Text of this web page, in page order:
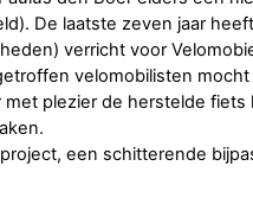
De laatste zeven jaar
verricht voor
velomobilisten
met plezier de herstelde
een schitterende